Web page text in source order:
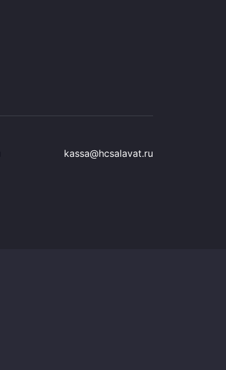
kassa@hcsalavat.ru